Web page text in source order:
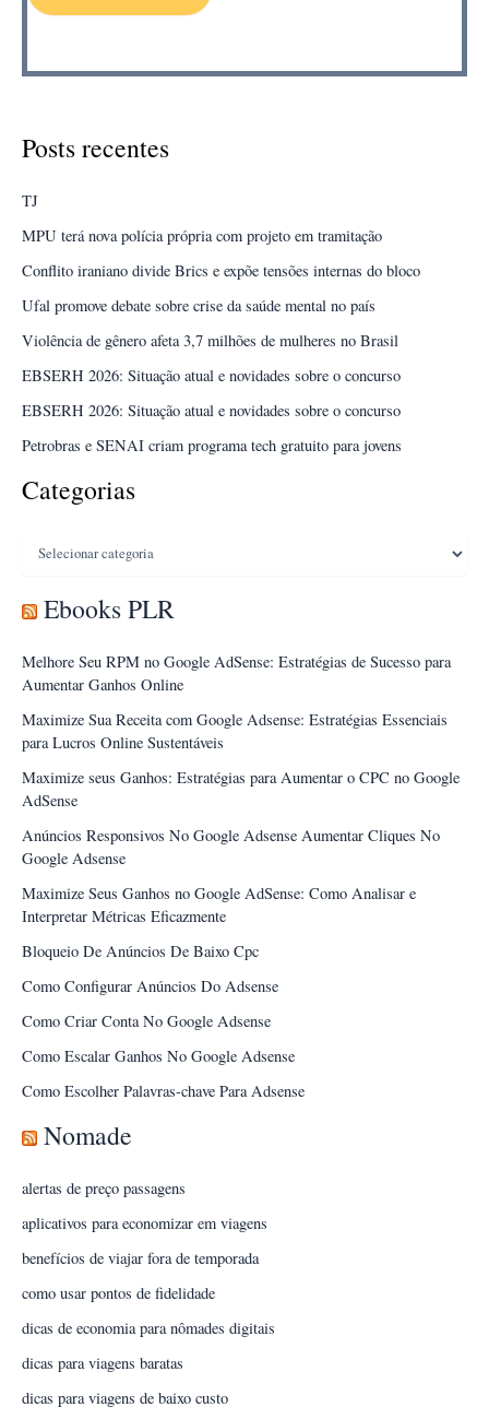
Posts recentes
TJ
MPU terá nova polícia própria com projeto em tramitação
Conflito iraniano divide Brics e expõe tensões internas do bloco
Ufal promove debate sobre crise da saúde mental no país
Violência de gênero afeta 3,7 milhões de mulheres no Brasil
EBSERH 2026: Situação atual e novidades sobre o concurso
EBSERH 2026: Situação atual e novidades sobre o concurso
Petrobras e SENAI criam programa tech gratuito para jovens
Categorias
Ebooks PLR
Melhore Seu RPM no Google AdSense: Estratégias de Sucesso para
Aumentar Ganhos Online
Maximize Sua Receita com Google Adsense: Estratégias Essenciais
para Lucros Online Sustentáveis
Maximize seus Ganhos: Estratégias para Aumentar o CPC no Google
AdSense
Anúncios Responsivos No Google Adsense Aumentar Cliques No
Google Adsense
Maximize Seus Ganhos no Google AdSense: Como Analisar e
Interpretar Métricas Eficazmente
Bloqueio De Anúncios De Baixo Cpc
Como Configurar Anúncios Do Adsense
Como Criar Conta No Google Adsense
Como Escalar Ganhos No Google Adsense
Como Escolher Palavras-chave Para Adsense
Nomade
alertas de preço passagens
aplicativos para economizar em viagens
benefícios de viajar fora de temporada
como usar pontos de fidelidade
dicas de economia para nômades digitais
dicas para viagens baratas
dicas para viagens de baixo custo